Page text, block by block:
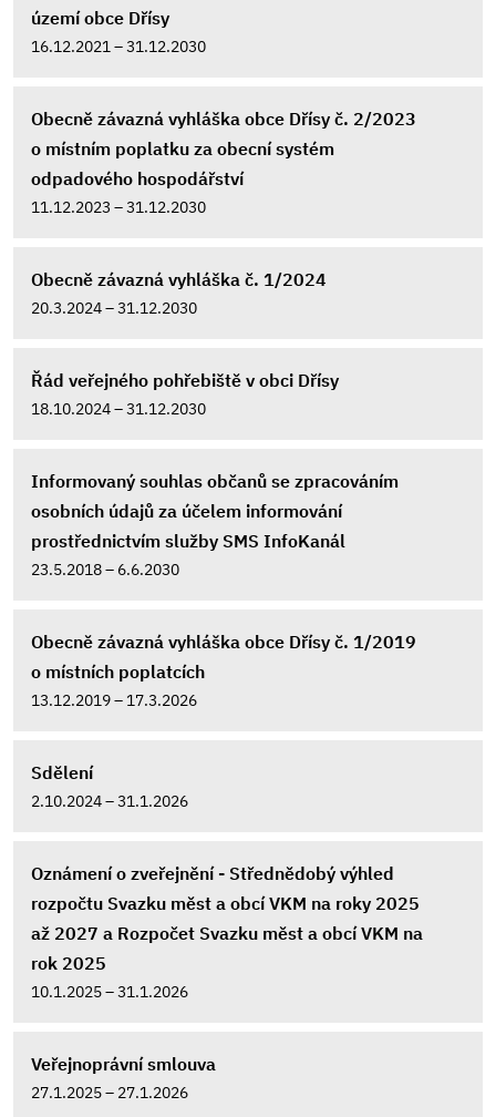
území obce Dřísy
16.12.2021 – 31.12.2030
Obecně závazná vyhláška obce Dřísy č. 2/2023
o místním poplatku za obecní systém
odpadového hospodářství
11.12.2023 – 31.12.2030
Obecně závazná vyhláška č. 1/2024
20.3.2024 – 31.12.2030
Řád veřejného pohřebiště v obci Dřísy
18.10.2024 – 31.12.2030
Informovaný souhlas občanů se zpracováním
osobních údajů za účelem informování
prostřednictvím služby SMS InfoKanál
23.5.2018 – 6.6.2030
Obecně závazná vyhláška obce Dřísy č. 1/2019
o místních poplatcích
13.12.2019 – 17.3.2026
Sdělení
2.10.2024 – 31.1.2026
Oznámení o zveřejnění - Střednědobý výhled
rozpočtu Svazku měst a obcí VKM na roky 2025
až 2027 a Rozpočet Svazku měst a obcí VKM na
rok 2025
10.1.2025 – 31.1.2026
Veřejnoprávní smlouva
27.1.2025 – 27.1.2026